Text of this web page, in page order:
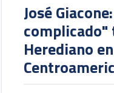
José
Herediano